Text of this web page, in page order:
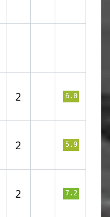
2 6.0
2 5.9
2 7.2